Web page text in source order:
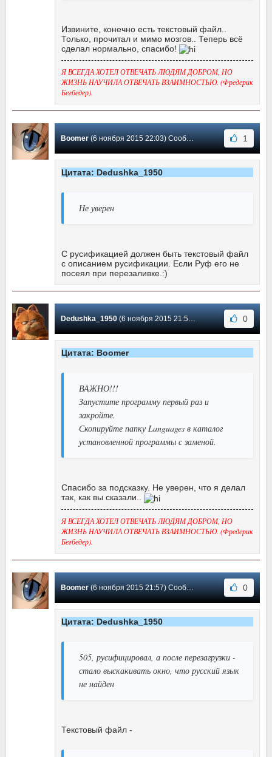
Извините, конечно есть текстовый файл..
Только, прочитал и мимо мозгов.. Теперь всё
сделал нормально, спасибо!
Я ВСЕГДА ХОТЕЛ ОТВЕЧАТЬ ЛЮДЯМ ДОБРОМ, НО
ЖИЗНЬ НАУЧИЛА ОТВЕЧАТЬ ВЗАИМНОСТЬЮ. (Фредерик
Бегбедер).
Boomer(6 ноября 2015 22:03) Сообщение #19 1
Цитата: Dedushka_1950
Не уверен
С русификацией должен быть текстовый файл
с описанием русификации. Если Руф его не
посеял при перезаливке.:)
Dedushka_1950(6 ноября 2015 21:59) Сообщение #18 0
Цитата: Boomer
ВАЖНО!!!
Запустите программу первый раз и
закройте.
Скопируйте папку Languages в каталог
установленной программы с заменой.
Спасибо за подсказку. Не уверен, что я делал
так, как вы сказали..
Я ВСЕГДА ХОТЕЛ ОТВЕЧАТЬ ЛЮДЯМ ДОБРОМ, НО
ЖИЗНЬ НАУЧИЛА ОТВЕЧАТЬ ВЗАИМНОСТЬЮ. (Фредерик
Бегбедер).
Boomer(6 ноября 2015 21:57) Сообщение #17 0
Цитата: Dedushka_1950
505, русифицировал, а после перезагрузки -
стало выскакивать окно, что русский язык
не найден
Текстовый файл -